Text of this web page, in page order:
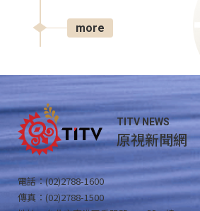
more
TITV NEWS
原視新聞網
電話：(02)2788-1600
傳真：(02)2788-1500